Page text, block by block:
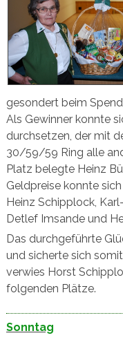
gesondert beim
Als Gewinner konnte
durchsetzen, der mit
30/59/59 Ring alle
Platz belegte Heinz
Geldpreise konnte
Heinz Schipplock,
Detlef Imsande und
Das durchgeführte
und sicherte sich
verwies Horst
folgenden Plätze.
Sonntag